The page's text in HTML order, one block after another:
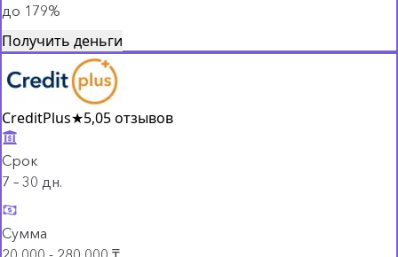
до 179%
Получить деньги
CreditPlus★5,05 отзывов
Срок
7 – 30 дн.
Сумма